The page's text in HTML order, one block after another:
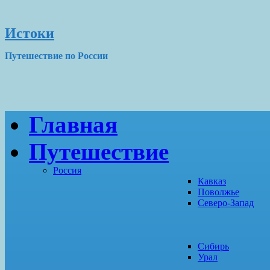
Истоки
Путешествие по России
Главная
Путешествие
Россия
Кавказ
Поволжье
Северо-Запад
Сибирь
Урал